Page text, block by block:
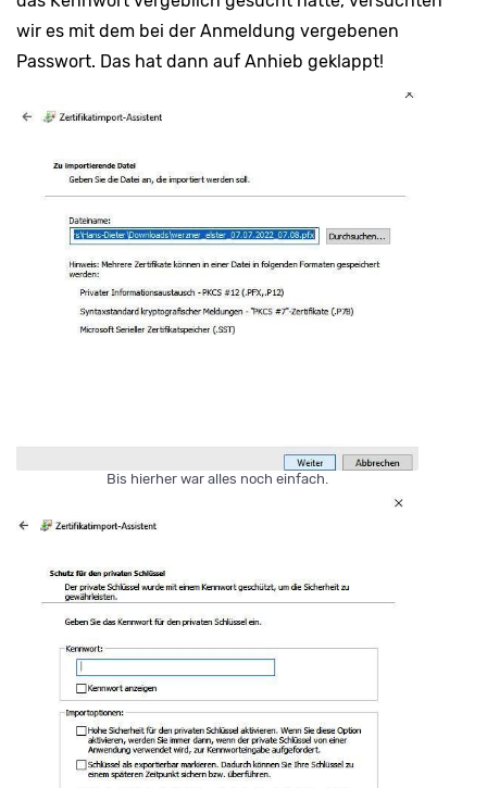
wir es mit dem bei der Anmeldung vergebenen
Passwort. Das hat dann auf Anhieb geklappt!
Bis hierher war alles noch einfach.